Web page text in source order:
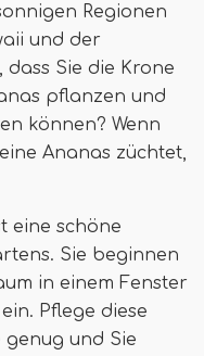
Regionen
und der
dass Sie die Krone
pflanzen und
können? Wenn
Ananas züchtet,
eine schöne
Sie beginnen
in einem Fenster
Pflege diese
und Sie